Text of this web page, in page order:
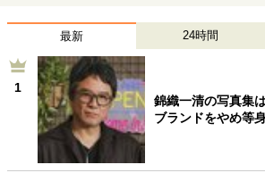
最新 24時間
1
錦織一清の写真集
ブランドをやめ等